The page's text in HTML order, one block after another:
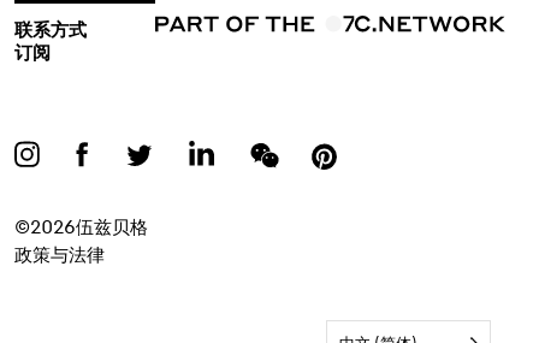
联系方式
订阅
©2026伍兹贝格
政策与法律